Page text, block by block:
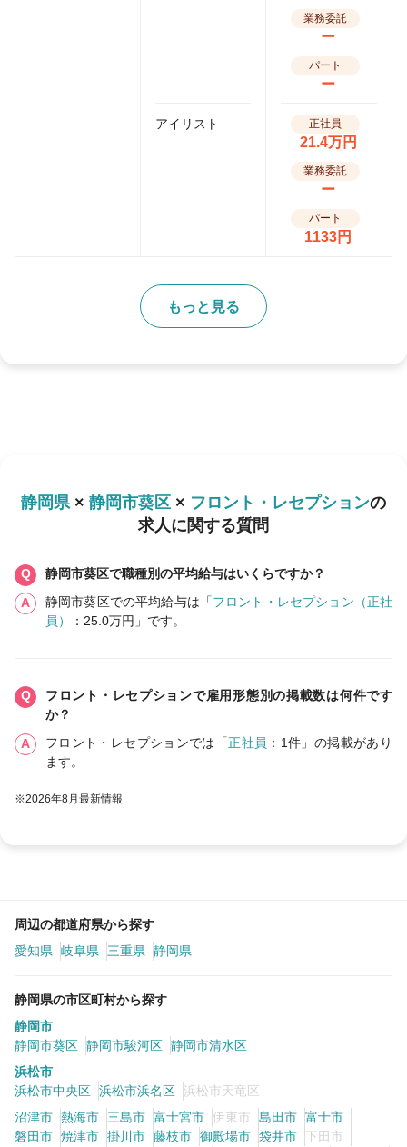
業務委託
ー
パート
ー
アイリスト 正社員
21.4万円
業務委託
ー
パート
1133円
もっと見る
静岡県× 静岡市葵区 × フロント・レセプションの
求人に関する質問
静岡市葵区で職種別の平均給与はいくらですか？
静岡市葵区での平均給与は「フロント・レセプション（正社
員）
：25.0万円」です。
フロント・レセプションで雇用形態別の掲載数は何件です
か？
フロント・レセプションでは「正社員 ：1件」の掲載があり
ます。
※2026年8月最新情報
周辺の都道府県から探す
愛知県
岐阜県 三重県 静岡県
静岡県の市区町村から探す
静岡市
静岡市葵区 静岡市駿河区 静岡市清水区
浜松市
浜松市中央区 浜松市浜名区
浜松市天竜区
沼津市 熱海市 三島市 富士宮市 伊東市 島田市 富士市
磐田市 焼津市 掛川市 藤枝市 御殿場市 袋井市
下田市